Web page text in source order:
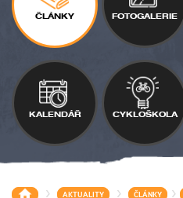
ČLÁNKY FOTOGALERIE
KALENDÁŘ CYKLOŠKOLA
> AKTUALITY > ČLÁNKY >